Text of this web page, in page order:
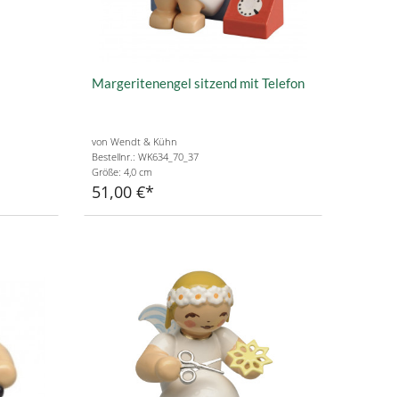
Margeritenengel sitzend mit Telefon
von Wendt & Kühn
Bestellnr.: WK634_70_37
Größe: 4,0 cm
51,00 €